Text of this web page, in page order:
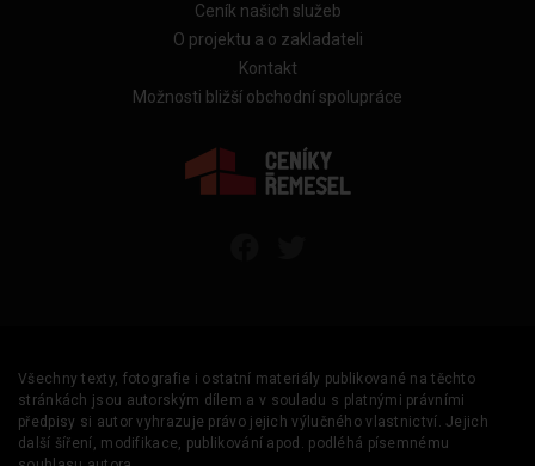
Ceník našich služeb
O projektu a o zakladateli
Kontakt
Možnosti bližší obchodní spolupráce
Všechny texty, fotografie i ostatní materiály publikované na těchto
stránkách jsou autorským dílem a v souladu s platnými právními
předpisy si autor vyhrazuje právo jejich výlučného vlastnictví. Jejich
další šíření, modifikace, publikování apod. podléhá písemnému